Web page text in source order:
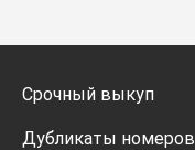
Срочный выкуп
Дубликаты номеров